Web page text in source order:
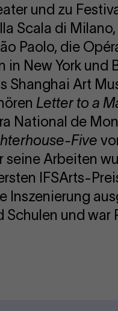
und zu
Scala di
Paolo, die
New York und
Shanghai Art
Letter to a
National de
Five
seine Arbeiten
IFSArts-
Inszenierung
und war